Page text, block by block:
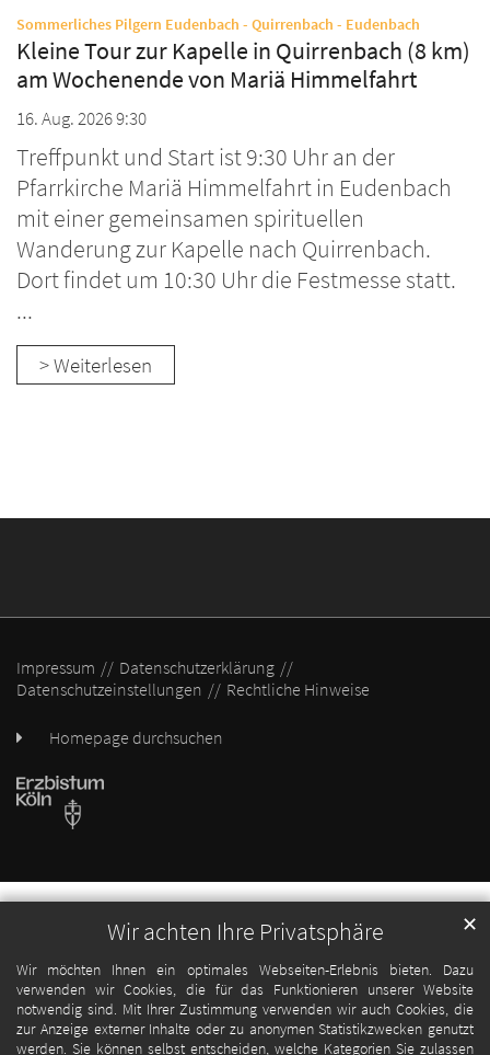
Wir achten Ihre Privatsphäre
Wir möchten Ihnen ein optimales Webseiten-Erlebnis bieten. Dazu
verwenden wir Cookies, die für das Funktionieren unserer Website
notwendig sind. Mit Ihrer Zustimmung verwenden wir auch Cookies, die
zur Anzeige externer Inhalte oder zu anonymen Statistikzwecken genutzt
werden. Sie können selbst entscheiden, welche Kategorien Sie zulassen
✕
Datum: 16. August 2026
Sommerliches Pilgern Eudenbach - Quirrenbach - Eudenbach
Kleine Tour zur Kapelle in Quirrenbach (8 km)
am Wochenende von Mariä Himmelfahrt
16. Aug. 2026 9:30
Treffpunkt und Start ist 9:30 Uhr an der
Pfarrkirche Mariä Himmelfahrt in Eudenbach
mit einer gemeinsamen spirituellen
Wanderung zur Kapelle nach Quirrenbach.
Dort findet um 10:30 Uhr die Festmesse statt.
...
> Weiterlesen
Impressum
Datenschutzerklärung
Datenschutzeinstellungen
Rechtliche Hinweise
Homepage durchsuchen